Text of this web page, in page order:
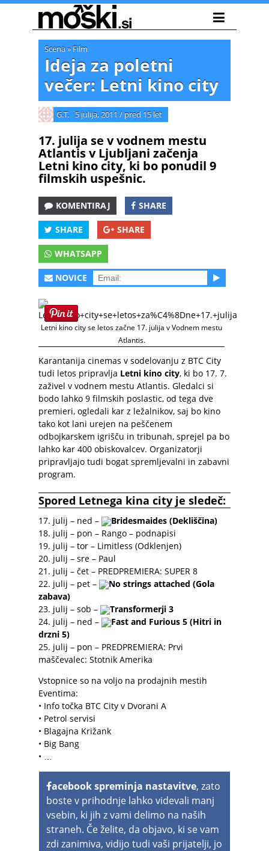
Scena» Film
Ideja za poletni
večer: Letni kino city
G.T. 5 julija, 2011 / pred 15 let
17. julija se v vodnem mestu
Atlantis v Ljubljani začenja
Letni kino city, ki bo ponudil 9
filmskih uspešnic.
KOMENTIRAJ SHARE
SHARE SHARE
WHATSAPP
NOVICE
Letni kino city se letos začne 17. julija v Vodnem mestu
Atlantis.
Karantanija cinemas v sodelovanju z BTC City
tudi letos pripravlja Letni kino city, ki bo 17. 7.
zaživel v vodnem mestu Atlantis. Gledalci si
bodo lahko 9 filmskih poslastic, od tega dve
premieri, ogledali kar z ležalnikov, saj bo kino
tako kot lani urejen na peščenem
odbojkarskem igrišču in tribunah, sprejel pa bo
lahko kar 400 obiskovalcev. Organizatorji
pripravljajo tudi bogat spremljevalni in zabavni
program.
Spored Letnega kina city je sledeč:
17. julij – ned –
Bridesmaides (Dekliščina)
18. julij – pon – Rango – podnapisi
19. julij – tor – Limitless (Odklenjen)
20. julij – sre – Paul
21. julij – čet – PREDPREMIERA: SUPER 8
22. julij – pet –
No strings attached (Gola
zabava)
23. julij – sob –
Transformerji 3
24. julij – ned –
Fast and Furious 5 (Hitri in
drzni 5)
25. julij – pon – PREDPREMIERA: Prvi
maščevalec: Stotnik Amerika
Vstopnice so na voljo na prodajnih mestih
Eventima:
• Info točka BTC City v Dvorani A
• Petrol servisi
• Blagajna Križank
• Big Bang
• …
acebook spreminja nastavitve, zato
boste v prihodnje lahko videvali manj
vsebin, ki jih z vami delimo na naših
straneh. Če želite, da objavo, ki se vam
zdi zanimiva, vidijo tudi vaši prijatelji, jo